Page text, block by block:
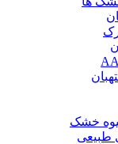
خشک
طبیعی